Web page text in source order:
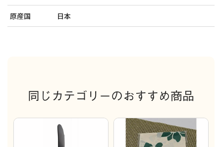
原産国 日本
同じカテゴリーのおすすめ商品